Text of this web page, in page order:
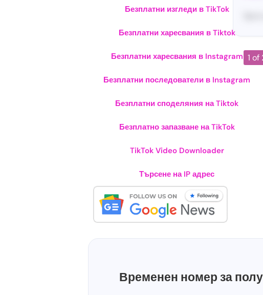
Безплатни изгледи в TikTok
Безплатни харесвания в Tiktok
Безплатни харесвания в Instagram
Безплатни последователи в Instagram
Безплатни споделяния на Tiktok
Безплатно запазване на TikTok
TikTok Video Downloader
Търсене на IP адрес
1 of
Временен номер за